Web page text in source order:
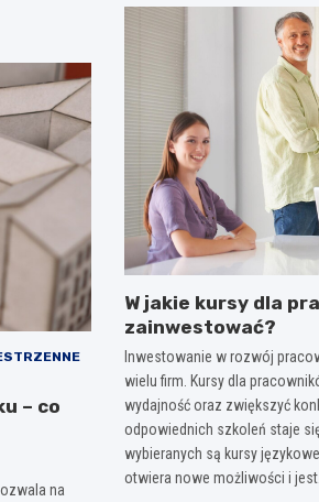
– co
na
W jakie kursy dla
zainwestować?
Inwestowanie w rozwój
wielu firm. Kursy dla
wydajność oraz zwiększyć
odpowiednich szkoleń staje
wybieranych są kursy
otwiera nowe możliwości i jest…